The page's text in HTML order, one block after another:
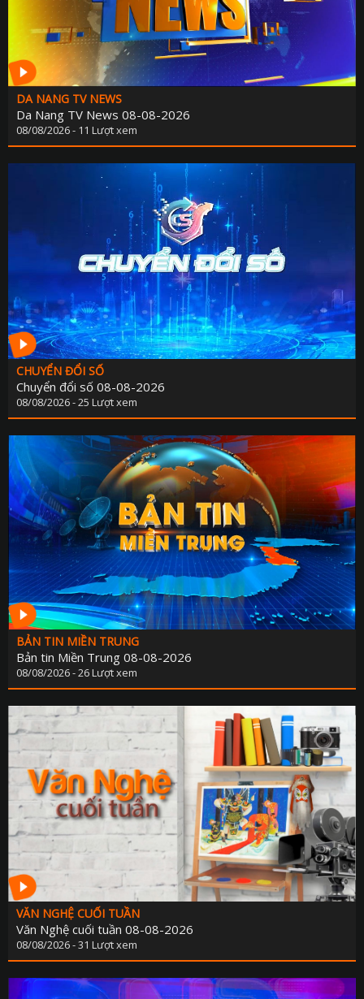
DA NANG TV NEWS
Da Nang TV News 08-08-2026
08/08/2026 - 11 Lượt xem
CHUYỂN ĐỔI SỐ
Chuyển đổi số 08-08-2026
08/08/2026 - 25 Lượt xem
BẢN TIN MIỀN TRUNG
Bản tin Miền Trung 08-08-2026
08/08/2026 - 26 Lượt xem
VĂN NGHỆ CUỐI TUẦN
Văn Nghệ cuối tuần 08-08-2026
08/08/2026 - 31 Lượt xem